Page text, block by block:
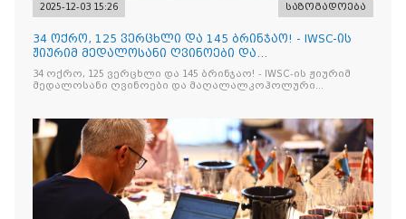
2025-12-03 15:26 საზოგადოება
34 ოქრო, 125 ვერცხლი და 145 ბრინჯაო! - IWSC-ის
ჟიურიმ მედალოსანი ღვინოები და
მაღალალკოჰოლური სასმელე
34 ოქრო, 125 ვერცხლი და 145 ბრინჯაო! - IWSC-ის ჟიურიმ
მედალოსანი ღვინოები და მაღალალკოჰოლური